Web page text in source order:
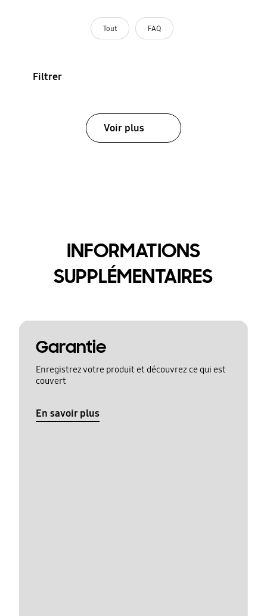
Tout FAQ
Filtrer
Voir plus
INFORMATIONS
SUPPLÉMENTAIRES
Garantie
Enregistrez votre produit et découvrez ce qui est
couvert
En savoir plus